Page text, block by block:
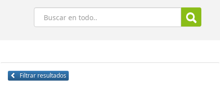
Buscar
Filtrar resultados